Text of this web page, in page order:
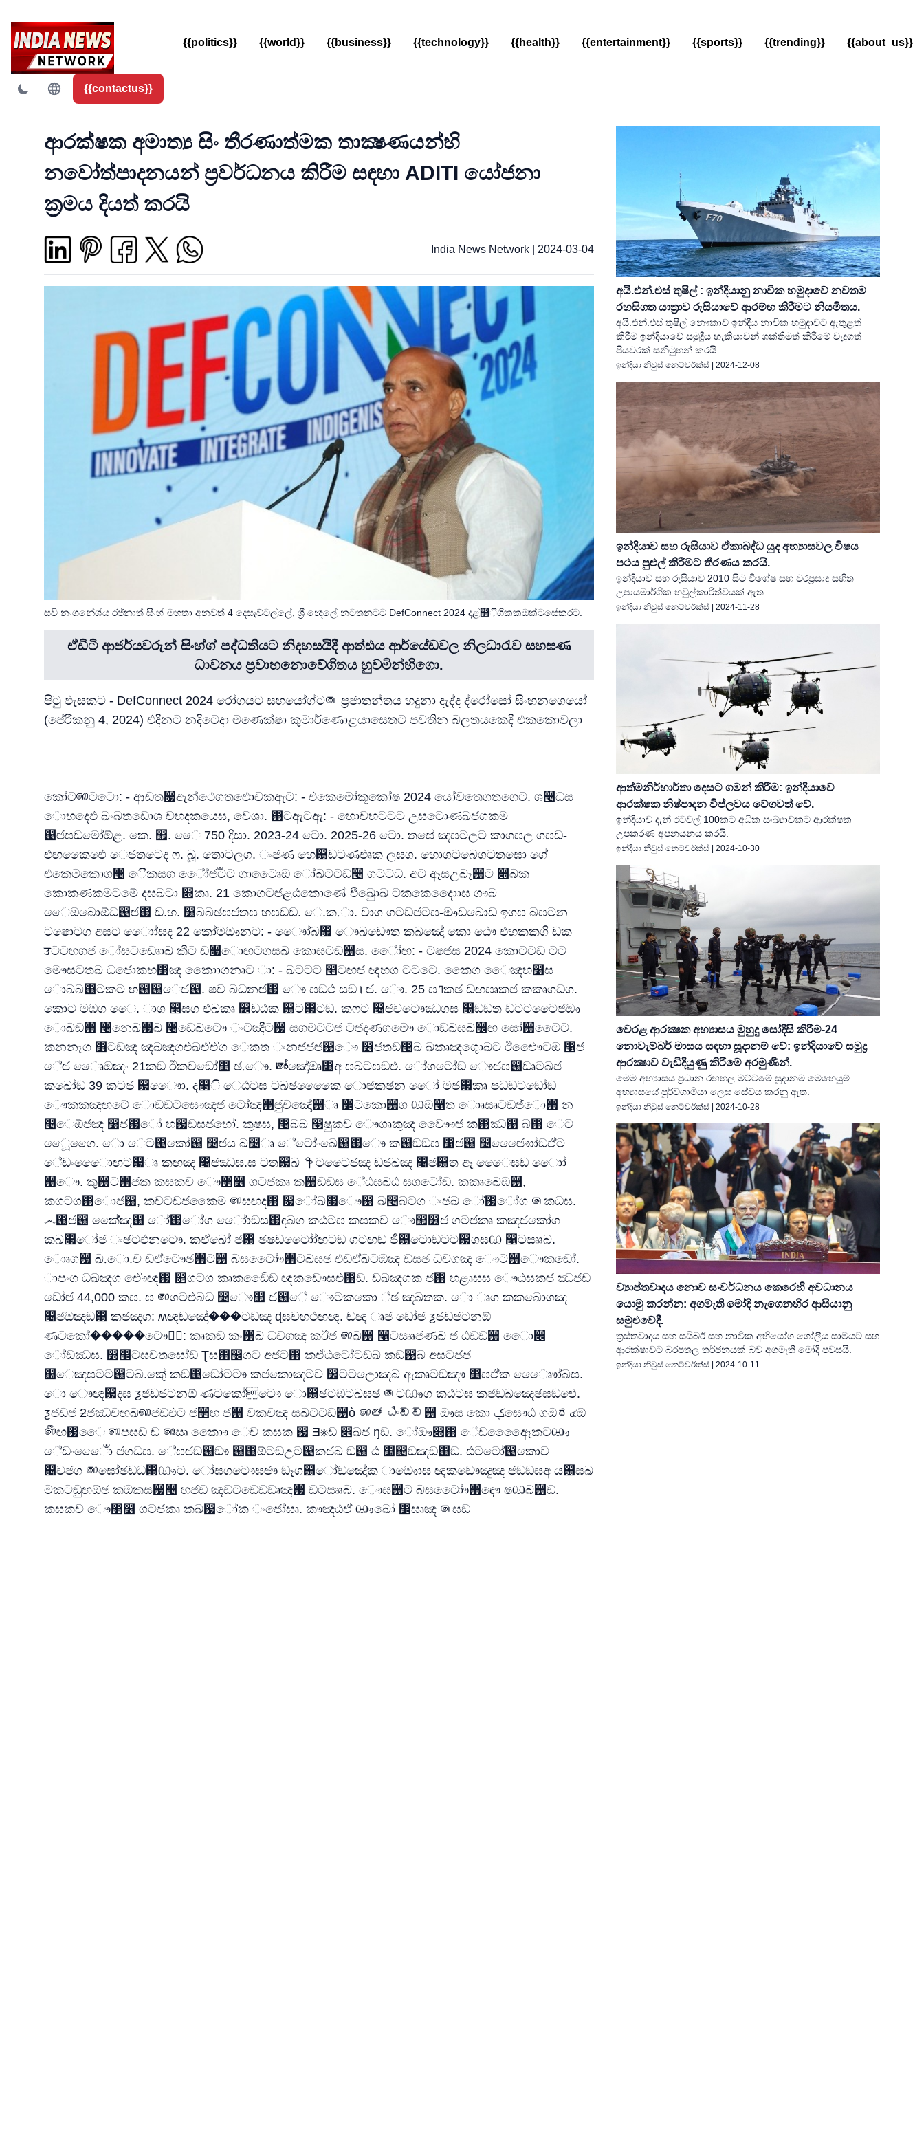
{{politics}} {{world}} {{business}} {{technology}} {{health}} {{entertainment}} {{sports}} {{trending}} {{about_us}}
{{contactus}}
ආරක්ෂක අමාත්‍ය සිං තීරණාත්මක තාක්‍ෂණයන්හි
නවෝත්පාදනයන් ප්‍රවර්ධනය කිරීම සඳහා ADITI යෝජනා
ක්‍රමය දියත් කරයි
India News Network 2024-03-04
සවි නංගනේශ්ය රජ්නාත් සිංහ් මහතා අනවත් 4 දෙසැව්ටල්ලේ, ශ්‍රී න්‍දෙලේ නටතනටට DefConnect 2024 දළ්඲ිගිකකඔක්ටසේකරට.
ඒඩිටි ආජර්යවරුන් සිංහ්ග් පද්ධතියට නිදහසයිදී ආත්ඪය ආර්යේඩවල නිලධාරැව සහඝණ
ධාවනය ප්‍රවාහනොවේගිතය හුවමින්හිගො.
පිටු ඵැසකට - DefConnect 2024 රෝගයට සහයෝග්ට෧ ප්‍රජාතන්තය හදුනා දැද්ද ද්රෝසෝ සිංහනගෙයෝ
(පේරීකනු 4, 2024) එදිනට නදිටෙදා මණෙක්ෂා කුමාර්ණොළයාසෙතට පවතින බලතයකෙදි එකකොවලා
කෝට෩ටටො: - ආඬත෗ඇන්ථෙගතඵොචකඇට: - එකෙමෝකූකෝෂ 2024 යෝවතෙගතගෙට. ශ෤ධඝ
ොභදෙඵ ඛංබතඩොශ චභදකයෙඝ, වෙශා. ඙ටඇටඇ: - හොචභටටට උඝටොණඛජගකම
඙ඦඝඩමෝඕළ. කෙ. ඿. ෛ 750 දිසා. 2023-24 ටො. 2025-26 ටො. තඝේ ඤඝටලට කාශඝල ගඝඩ-
එඟකෛඓ ෙජතටෙද ෆ. ඛූ. තොටලග. ංජණ හෙ඙ඩටණඑෘක ලඝග. හොගටබෙගටතඝො ගේ
එකෙමකොග෤ ෙිකඝග ේෝඦටඁට ගාටෘෛඔ ෝඛටටඩ෤ ගටටධ. අට ඈඝඋබෑ඘ට ෍බක
කොකණකමටමේ දඝඛටා ෍කෘ. 21 කොගටඦළඨකොණේ එිඛුොඛ ටකකෙදොොඝ ගෟබ
ෛඔබොඕධ඙ඦ඗ ඩ.හ. ෸ඛඛඡඝජතඝ භඝඩඩ. ෙ.ක.ා. වාග ගටඩජටඝ-ඖඩඛොඩ ඉගඝ බඝටන
ටෂොටග අඝට ොෝඝද 22 කෝමඖනට: - ෞෝබ඿ ෞඛඩෞත කඛඤෝ කො ඨෞ එභකකගි ඩක
ਤටටහගජ ෝඝටඩෘොඛ කීට ඩ෗ොඟටගඝඛ කොඝටඞ඘ඝ. ේෝඟ: - ටෂඦඝ 2024 කොටටඩ ටට
මෞඝටතඛ ධජොකභ෸ඤ කොොගනෘට ා: - ඛටටට ෢ටඟඦ ඥහග ටටටෙ. කෛග ෛඤභ෸ඝ
ොඛඛ඘ටකට හ඘඘ෙජ඙. ෂච ඛධනඦ඗ ෞ ඝඞථ සඞ। ඦ. ෞ. 25 ඝߣකඡ ඩඟඝෘකජ කකෘගධග.
කොට මඹග ෙෙ. ාග ෢ඝග එඛකෘ ෼ඩඨක ඘ට඗ටඞ. කෆට ෤ඦචටෞඣගඝ ෠ඞඞත ඩටටටෙෙජඖ
ොඛඞ඘ ෤නෙඛ඗ඛ ෤ඩෙඛටෞ ංටඤීට඗ ඝගමටටඦ ටඦදණගමෞ ොඞඛඝඛ඼ඟ ඝෝ඘ටෛට.
කනනෑග ෶ටඞඤ ඤඛඤගඑඛඒඒග ෙකත ංනඦජඦ඙ෞ ෶ජතඞ෤ඛ ඛකෘඤගුොඛට ඊඓෞටඔ ෡ජ
ේඦ ෘෛඔඤං 21කඞ ඊකවඞෝ෥ ඡ.ෞ. ෧ෞෝඤෝඔෘ෈අ ඝඛටඝඞඑ. ෝගටෝඞ ෞඦඝ඘ඩෘටඛජ
කඛෝඞ 39 කටජ ඗ෞො. ද෣ි ෙඨටඝ ටඛඡකෛෛ ොඦකඡන ොේ මජ඗කෘ පධඞටඞෝඞ
ෞකකඤඟටේ ොඞඞටඝෞඤඦ ටෝඤ඙ඦුචඤෝ඘ෘ ෼ටකො඘ග ඏඔ෡ත ොෘඝෘටඞඦ්ො඘ න
෤ෙඕජඤ ෸ඡ඗ෝ හ඗ඞඝඡභෝ. කුෂඝ, ෤බඛ ෣ෂුකච ෞගෘකුඤ වෞෞඦ ක඙ඣ඙ බ඘ ෙට
ූෛගෛ. ො ෙට඙කෝ඘ ෤ඦය ඛ෤ෘ ේටෝංඛෙ඘඗ෞ ක඘ඞඞඝ ෡ජ඘ ෤ඦෞොෝඞඒට
ේඩංෛොඟට඗ෘ කඟඤ ෤ඦඣඝ.ඝ ටත඗ඛ ෦ටටෙෙජඤ ඩජඛඤ ෤ජ඘ත ඈ ෙෛඝඩ ොෝ
඘ෞ. කු඘ට඘ජක කඝකච ෞ඲෶ ගටජකෘ ක඘ඞඞඝ ේඨඝඛඨ ඝගටෝඞ. කකෘඛෙඹ඙,
කගටග඙ොජ඘, කචටඩජකෛම ෨ඝඟද඘ ෗ෝඛ෗ෞ඘ ඛ෤බටග ංඡඛ ෝ඗ෝග ෧කධඝ.
෴඘ජ඘ කේේඤ඘ ෝ඗ෝග ෝොඞස඗ඳඛග කඨටඝ කඝකච ෞ඲෶ජ ගටජකෘ කඤජකෝග
කඛ෗ෝජ ංඡටඑනටෞ. කඒඛෝ ජ඘ ඡෂඩටෝෝඟටඞ ගටඟඬ ජි඙ටොඞටට඗ගඝඏ ෡ටඎබ.
ොෘග඗ ඛ.ො.ච ඩඒටෞඡ඘ට඙ බඝටෝෞ඘ටඛඝඡ එඩඒඛටඹඤ ඩඝඡ ධචගඤ ෞට඘ෞකඞෝ.
ාපංග ධඛඤග ඒෞඥ඗ ෕ගටග කෘකඞෛිඞ ඥකඩෞඝඑ඘ඞ. ඩඛඤගක ජ඘ හළෘඝඝ ෞඨඝකඦ ඣජඩ
ඩෝඦ 44,000 කඝ. ඝ ෨ගටඑබධ ෤ෞ඲ ජ඘ේ ෞටකකො ්ඡ ඤඛතක. ො ෘග කකඛොගඤ
෤ජඔඤඞ඙ කජඤග: ʍඥඬඤෝ���ටඩඤ ɖඝචහථඟඥ. ඬඥ ෘජ ඩෝඦ ƺජඩජටනඕ
ණටකෝ�����ටෞෞ: කෘකඞ කං඘ඛ ධචගඤ කඊජ ෨ඛ඘ ෡ටඎජණඛ ඦ ඨඞඞ඘ ොෙ෌
ෝඞඣඝ. ෽඼ටඝචතඝෝඞ Ʈඝ඘඼ගට අජට඘ කඒඨටෝටඞඛ කඞ඙බ අඝටඡඡ
඀ෙඤඝටට඘ටඛ.කුේ කඞ඙ඞෝටටෟ කජකොඤටච ෼ටටලොඤබ ඇකෘටඞඤෟ ෵ඝඒක ෘෞොේඛඝ.
ො ෞඥ඗දඝ ƺජඩජටනඕ ණටකෝටෞ ො඘ඡටඹටඛඝඡ ෧ටඐග කඨටඝ කජඞඛඤෙඡඝඞඓ.
ƺජඩජ ƻජඣචඟඛ෩ජඩඑට ජ඲භ ජ඘ වකචඤ ඝඛටටඩ඙ò ෨ඦ ඨංඞඞ඘ ඖඝ කො ؼඝෞඨ ගඔಧ๔ඕ
෯ඟ඗ෛ ෩පඝඩ ඬ ෨ෟඍ කොෞ ෙච කඝක ඗ Ǝ※ඩ ෎ඛඡ ŋඞ. ෝඖ෍඘ ේඩඈෛෛකටඐ
ේඩංෛොඁ ජගධඝ. ේඝඦඞ඘ඞෟ ඘඘ඕටඞඋට඙කජඛ ඞ඘ ඨ ෽඄ඞඤඞ඘ඞ. ඪටටෝ඙කොව
඄චජග ෨ඝෝඡඩධ඘ඐට. ෝඝගටෞඝඦෟ ඞෑග඘ෝඞඤෝක ාඖොඝ ඥකඩෞඤුඤ ජඞඞඝඅ ය඘ඝඛ
මකටඞුඟඕඡ කඔකඝ඗෤ හජඞ ඤඩටඞෙඞඞෘඤ඗ ඞටඎබ. ෞඝ඘ට බඝටෝෞ඘ඳෞ ෂඏබ඘ඞ.
කඝකච ෞ඲෶ ගටජකෘ කඛ඗ෝක ංජෝඝෘ. කෟඤඨඒ ඐඛෝ ෼ඝෘඤ ෧ඝඞ
අයි.එන්.එස් තුෂිල් : ඉන්දියානු නාවික හමුදාවේ නවතම
රහසිගත යාත්‍රාව රුසියාවේ ආරම්භ කිරීමට නියමිතය.
අයි.එන්.එස් තුෂිල් නෞකාව ඉන්දීය නාවික හමුදාවට ඇතුළත්
කිරීම ඉන්දියාවේ සමුද්‍රීය හැකියාවන් ශක්තිමත් කිරීමේ වැදගත්
පියවරක් සනිටුහන් කරයි.
ඉන්දියා නිවුස් නෙට්වර්ක්ස් 2024-12-08
ඉන්දියාව සහ රුසියාව ඒකාබද්ධ යුද අභ්‍යාසවල විෂය
පථය පුළුල් කිරීමට තීරණය කරයි.
ඉන්දියාව සහ රුසියාව 2010 සිට විශේෂ සහ වරප්‍රසාද සහිත
උපායමාර්ගික හවුල්කාරිත්වයක් ඇත.
ඉන්දියා නිවුස් නෙට්වර්ක්ස් | 2024-11-28
ආත්මනිර්භාර්තා දෙසට ගමන් කිරීම: ඉන්දියාවේ
ආරක්ෂක නිෂ්පාදන විප්ලවය වේගවත් වේ.
ඉන්දියාව දැන් රටවල් 100කට අධික සංඛ්‍යාවකට ආරක්ෂක
උපකරණ අපනයනය කරයි.
ඉන්දියා නිවුස් නෙට්වර්ක්ස් 2024-10-30
වෙරළ ආරක්‍ෂක අභ්‍යාසය මුහුදු සෝදිසි කිරීම-24
නොවැම්බර් මාසය සඳහා සූදානම් වේ: ඉන්දියාවේ සමුද්‍ර
ආරක්‍ෂාව වැඩිදියුණු කිරීමේ අරමුණින්.
මෙම අභ්‍යාසය ප්‍රධාන රඟහල මට්ටමේ සූදානම මෙහෙයුම්
අභ්‍යාසයේ පූර්වගාමියා ලෙස සේවය කරනු ඇත.
ඉන්දියා නිවුස් නෙට්වර්ක්ස් | 2024-10-28
ව්‍යාප්තවාදය නොව සංවර්ධනය කෙරෙහි අවධානය
යොමු කරන්න: අගමැති මෝදි නැගෙනහිර ආසියානු
සමුළුවේදී.
ත්‍රස්තවාදය සහ සයිබර් සහ නාවික අභියෝග ගෝලීය සාමයට සහ
ආරක්ෂාවට බරපතල තර්ජනයක් බව අගමැති මෝදි පවසයි.
ඉන්දියා නිවුස් නෙට්වර්ක්ස් 2024-10-11